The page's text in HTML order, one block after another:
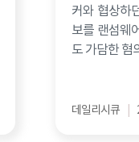
커와 협상하
보를 랜섬웨
도 가담한 혐
데일리시큐